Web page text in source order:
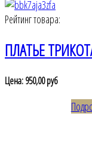
Рейтинг товара:
ПЛАТЬЕ
Цена:950,00 руб